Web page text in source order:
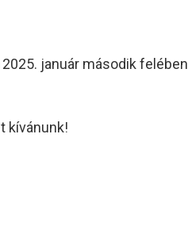
január második felében
kívánunk!